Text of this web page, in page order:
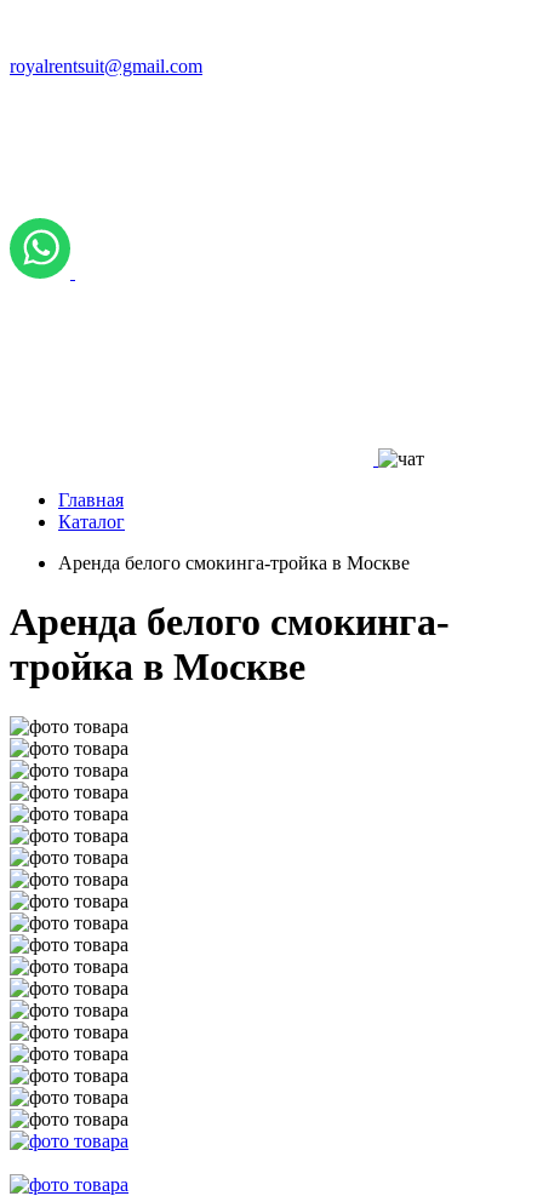
royalrentsuit@gmail.com
Главная
Каталог
Аренда белого смокинга-тройка в Москве
Аренда белого смокинга-
тройка в Москве